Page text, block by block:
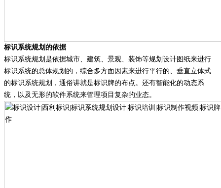
标识系统规划的依据
标识系统规划是依据城市、建筑、景观、装饰等规划设计图纸来进行
标识系统的总体规划的，综合多方面因素来进行平行的、垂直立体式
的标识系统规划，通俗讲就是标识牌的布点。还有智能化的动态系
统，以及无形的软件系统来管理项目复杂的业态。